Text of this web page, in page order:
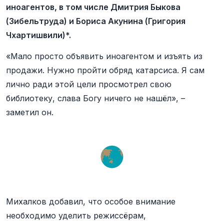
иноагентов, в том числе Дмитрия Быкова
(Зибельтруда) и Бориса Акунина (Григория
Чхартишвили)*.
«Мало просто объявить иноагентом и изъять из
продажи. Нужно пройти обряд катарсиса. Я сам
лично ради этой цели просмотрел свою
библиотеку, слава Богу ничего не нашёл», –
заметил он.
Михалков добавил, что особое внимание
необходимо уделить режиссёрам,